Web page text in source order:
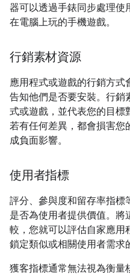
器可以透過手錶同步處理使
在電腦上玩的手機遊戲。
行銷素材資源
應用程式或遊戲的行銷方
告知他們是否要安裝。行銷
式或遊戲，並代表您的目標
若有任何差異，都會損害您
成負面影響。
使用者指標
評分、參與度和留存率指標
是否為使用者提供價值。將
較，您就可以評估自家應
鎖定類似或相關使用者需求
獲客指標通常無法視為衡量